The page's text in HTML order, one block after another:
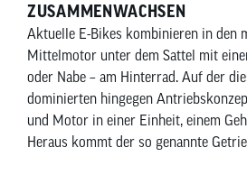
ZUSAMMENWACHSEN
Aktuelle E-Bikes kombinieren in den
Mittelmotor unter dem Sattel mit
oder Nabe – am Hinterrad. Auf der
dominierten hingegen
und Motor in einer Einheit, einem
Heraus kommt der so genannte